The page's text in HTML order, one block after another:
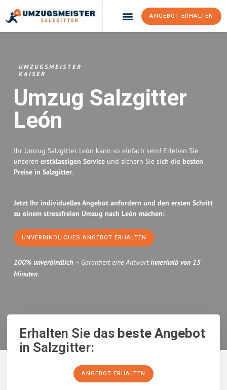
ANGEBOT ERHALTEN
UMZUGSMEISTER
KAISER
Umzug Salzgitter
León
Ihr Umzug Salzgitter León kann so einfach sein! Erleben Sie
unseren erstklassigen Service und sichern Sie sich die besten
Preise in Salzgitter.
Jetzt Ihr individuelles Angebot anfordern und den ersten Schritt
zu einem stressfreien Umzug nach León machen:
UNVERBINDLICHES ANGEBOT ERHALTEN
100% unverbindlich – Garantiert eine Antwortinnerhalb von 15
Minuten.
Erhalten Sie dasbeste Angebot
in Salzgitter:
ANGEBOT ERHALTEN